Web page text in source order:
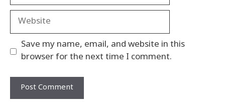
Website
Save my name, email, and website in this
browser for the next time I comment.